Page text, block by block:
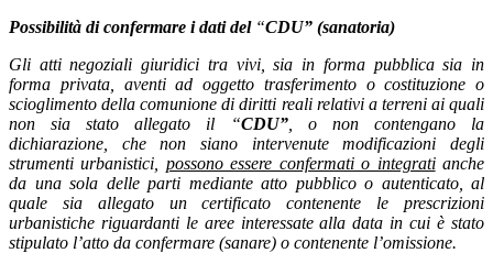
Possibilità di confermare i dati del “CDU” (sanatoria)
Gli atti negoziali giuridici tra vivi, sia in forma pubblica sia in
forma privata, aventi ad oggetto trasferimento o costituzione o
scioglimento della comunione di diritti reali relativi a terreni ai quali
non sia stato allegato il
“CDU”, o non contengano la
dichiarazione, che non siano intervenute modificazioni degli
strumenti urbanistici,
possono essere confermati o integratianche
da una sola delle parti mediante atto pubblico o autenticato, al
quale sia allegato un certificato contenente le prescrizioni
urbanistiche riguardanti le aree interessate alla data in cui è stato
stipulato l’atto da confermare (sanare) o contenente l’omissione.